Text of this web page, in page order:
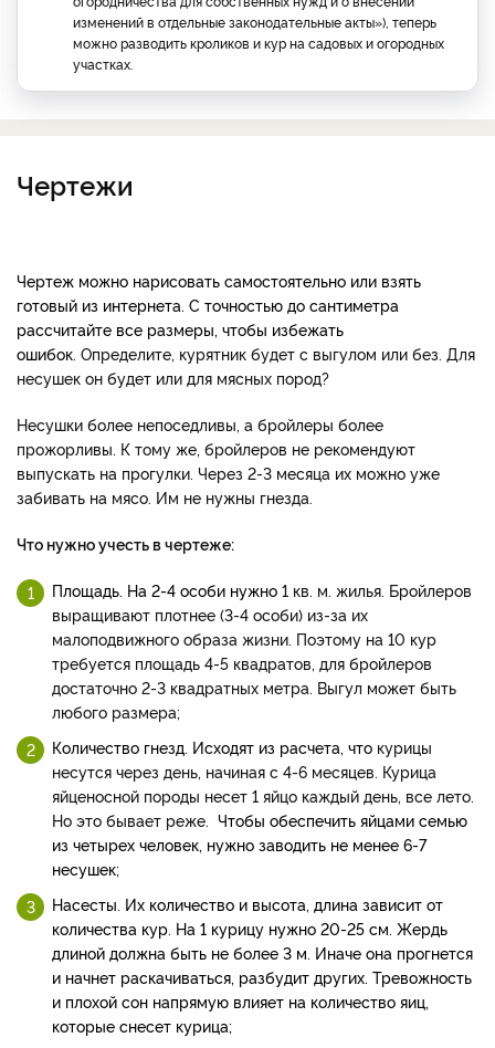
изменений в отдельные законодательные акты»), теперь
можно разводить кроликов и кур на садовых и огородных
участках.
Чертежи
Чертеж можно нарисовать самостоятельно или взять
готовый из интернета. С точностью до сантиметра
рассчитайте все размеры, чтобы избежать
ошибок. Определите, курятник будет с выгулом или без. Для
несушек он будет или для мясных пород?
Несушки более непоседливы, а бройлеры более
прожорливы. К тому же, бройлеров не рекомендуют
выпускать на прогулки. Через 2-3 месяца их можно уже
забивать на мясо. Им не нужны гнезда.
Что нужно учесть в чертеже:
Площадь. На 2-4 особи нужно 1 кв. м. жилья. Бройлеров
выращивают плотнее (3-4 особи) из-за их
малоподвижного образа жизни. Поэтому на 10 кур
требуется площадь 4-5 квадратов, для бройлеров
достаточно 2-3 квадратных метра. Выгул может быть
любого размера;
Количество гнезд. Исходят из расчета, что курицы
несутся через день, начиная с 4-6 месяцев. Курица
яйценосной породы несет 1 яйцо каждый день, все лето.
Но это бывает реже. Чтобы обеспечить яйцами семью
из четырех человек, нужно заводить не менее 6-7
несушек;
Насесты. Их количество и высота, длина зависит от
количества кур. На 1 курицу нужно 20-25 см. Жердь
длиной должна быть не более 3 м. Иначе она прогнется
и начнет раскачиваться, разбудит других. Тревожность
и плохой сон напрямую влияет на количество яиц,
которые снесет курица;